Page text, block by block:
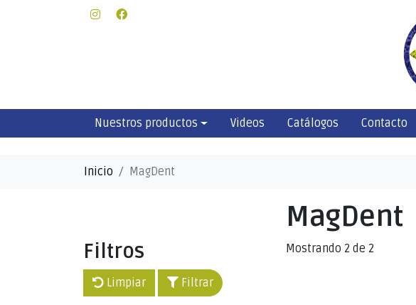
Nuestros productos Videos Catálogos Contacto
Inicio MagDent
MagDent
Filtros
Limpiar Filtrar
Mostrando 2 de 2